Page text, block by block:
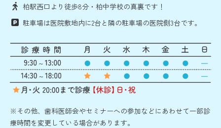
柏駅西口より徒歩8分・柏中学校の真裏です！
駐車場は医院敷地内に2台と隣の駐車場の医院側3台です。
※その他、歯科医師会やセミナーへの参加などにあわせて一部診
療時間を変更している場合があります。